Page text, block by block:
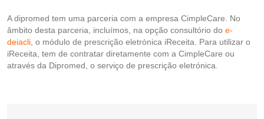
A dipromed tem uma parceria com a empresa CimpleCare. No
âmbito desta parceria, incluímos, na opção consultório do e-
deiacli , o módulo de prescrição eletrónica iReceita. Para utilizar o
iReceita, tem de contratar diretamente com a CimpleCare ou
através da Dipromed, o serviço de prescrição eletrónica.